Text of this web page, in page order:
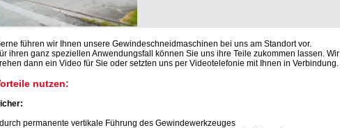
führen wir Ihnen unsere Gewindeschneidmaschinen bei uns am Standort vor.
ihren ganz speziellen Anwendungsfall können Sie uns ihre Teile zukommen lassen. Wir
dann ein Video für Sie oder setzten uns per Videotelefonie mit Ihnen in Verbindung.
nutzen:
durch permanente vertikale Führung des Gewindewerkzeuges